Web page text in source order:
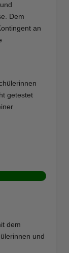
Dem
an
getestet
dem
und